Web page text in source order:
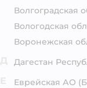
Волгоградская
Вологодская
Воронежская
Дагестан
Еврейская АО